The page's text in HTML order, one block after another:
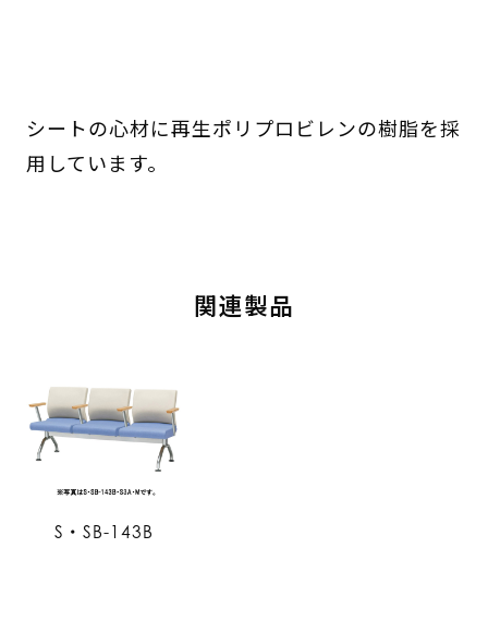
シートの心材に再生ポリプロビレンの樹脂を採
用しています。
関連製品
S・SB-143B